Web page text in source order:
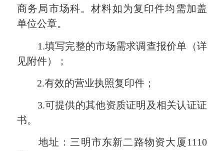
商务局市场科。材料如为复印件均需加盖
单位公章。
1.填写完整的市场需求调查报价单（详
见附件）；
2.有效的营业执照复印件；
3.可提供的其他资质证明及相关认证证
书。
地址：三明市东新二路物资大厦1110